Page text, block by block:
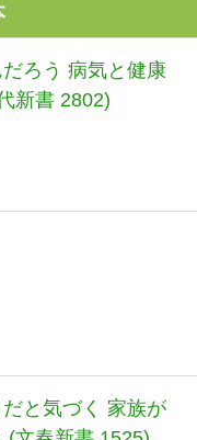
だろう 病気と健康
新書 2802)
と気づく 家族が